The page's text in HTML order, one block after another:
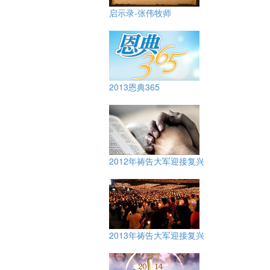
启示录-张伟牧师
2013恩典365
2012年祷告大军迎接复兴
2013年祷告大军迎接复兴